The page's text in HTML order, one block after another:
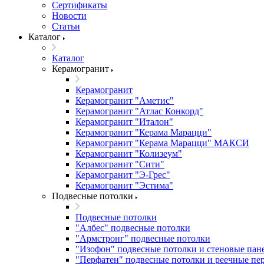
Сертификаты
Новости
Статьи
Каталог
Каталог
Керамогранит
Керамогранит
Керамогранит "Аметис"
Керамогранит "Атлас Конкорд"
Керамогранит "Италон"
Керамогранит "Керама Марацци"
Керамогранит "Керама Марацци" МАКСИ
Керамогранит "Колизеум"
Керамогранит "Сити"
Керамогранит "Э-Грес"
Керамогранит "Эстима"
Подвесные потолки
Подвесные потолки
"Албес" подвесные потолки
"Армстронг" подвесные потолки
"Изофон" подвесные потолки и стеновые
"Перфатен" подвесные потолки и реечные